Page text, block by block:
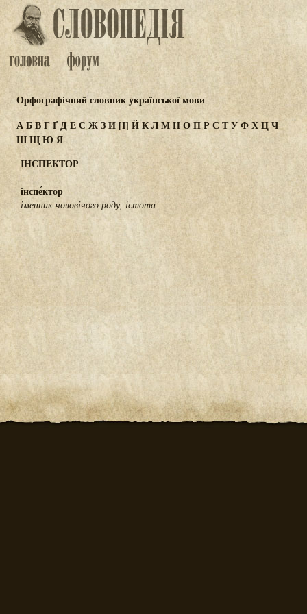
Орфографічний словник української мови
АБВГҐДЕЄ ЖЗИ[І] ЙКЛМНОПР СТУФХЦЧ
ШЩЮЯ
ІНСПЕКТОР
інспе́ктор
іменник чоловічого роду, істота